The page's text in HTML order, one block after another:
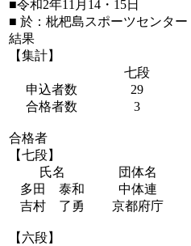
■令和2年11月14・15日
■ 於：枇杷島スポーツセンター
結果
【集計】
七段
申込者数
29
合格者数
3
合格者
【七段】
氏名
団体名
多田 泰和
中体連
吉村 了勇
京都府庁
【六段】